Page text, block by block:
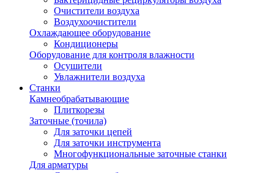
Очистители воздуха
Воздухоочистители
Охлаждающее оборудование
Кондиционеры
Оборудование для контроля влажности
Осушители
Увлажнители воздуха
Станки
Камнеобрабатывающие
Плиткорезы
Заточные (точила)
Для заточки цепей
Для заточки инструмента
Многофункциональные заточные станки
Для арматуры